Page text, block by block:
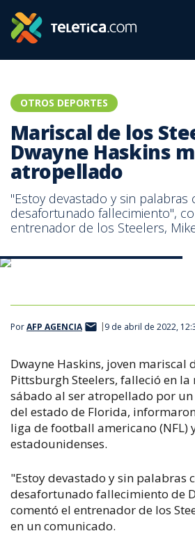
OTROS DEPORTES
Mariscal de los
Dwayne Haskins
atropellado
"Estoy devastado y sin palabras
desafortunado fallecimiento",
entrenador de los Steelers,
PorAFP AGENCIA 9 de abril de 2022,
Dwayne Haskins, joven mariscal
Pittsburgh Steelers, falleció en la
sábado al ser atropellado por
del estado de Florida,
liga de football americano (NFL)
estadounidenses.
"Estoy devastado y sin palabras
desafortunado fallecimiento de
comentó el entrenador de los
en un comunicado.